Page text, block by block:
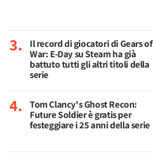
Il record di giocatori di Gears of
War: E-Day su Steam ha già
battuto tutti gli altri titoli della
serie
Tom Clancy's Ghost Recon:
Future Soldier è gratis per
festeggiare i 25 anni della serie